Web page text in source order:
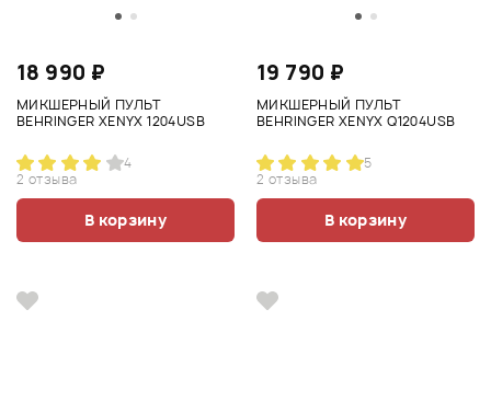
18 990 ₽
МИКШЕРНЫЙ ПУЛЬТ
BEHRINGER XENYX 1204USB
4
2 отзыва
В корзину
19 790 ₽
МИКШЕРНЫЙ ПУЛЬТ
BEHRINGER XENYX Q1204USB
5
2 отзыва
В корзину